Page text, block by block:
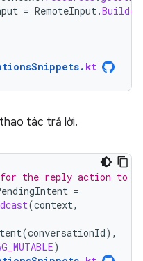
= RemoteInput .Builder
. kt
tác trả lời.
the reply action to
=
(context,
(conversationId),
)